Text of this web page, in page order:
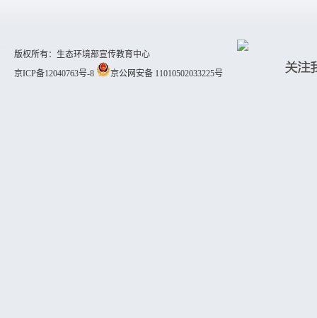
版权所有：生态环境部宣传教育中心
京ICP备12040763号-8
京公网安备 11010502033225号